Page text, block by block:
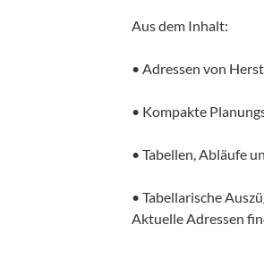
Aus dem Inhalt:
• Adressen von
• Kompakte
• Tabellen, Abläufe
• Tabellarische
Aktuelle Adressen